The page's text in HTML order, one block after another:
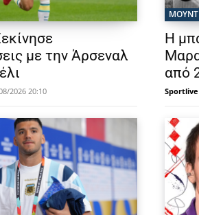
με την Άρσεναλ
2026 20:10
Η
από